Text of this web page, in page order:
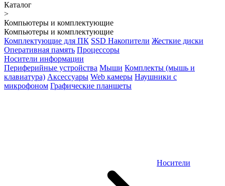
Каталог
>
Компьютеры и комплектующие
Компьютеры и комплектующие
Комплектующие для ПК SSD Накопители Жесткие диски
Оперативная память Процессоры
Носители информации
Периферийные устройства Мыши Комплекты (мышь и
клавиатура) Аксессуары Web камеры Наушники с
микрофоном Графические планшеты
Носители